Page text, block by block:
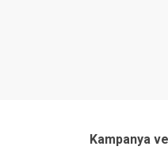
Kampanya